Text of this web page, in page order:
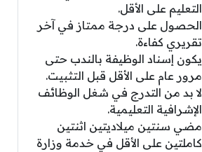
التعليم على الأقل.
الحصول على درجة ممتاز في آخر
تقريري كفاءة.
يكون إسناد الوظيفة بالندب حتى
مرور عام على الأقل قبل التثبيت.
لا بد من التدرج في شغل الوظائف
الإشرافية التعليمية.
مضي سنتين ميلاديتين اثنتين
كاملتين على الأقل في خدمة وزارة